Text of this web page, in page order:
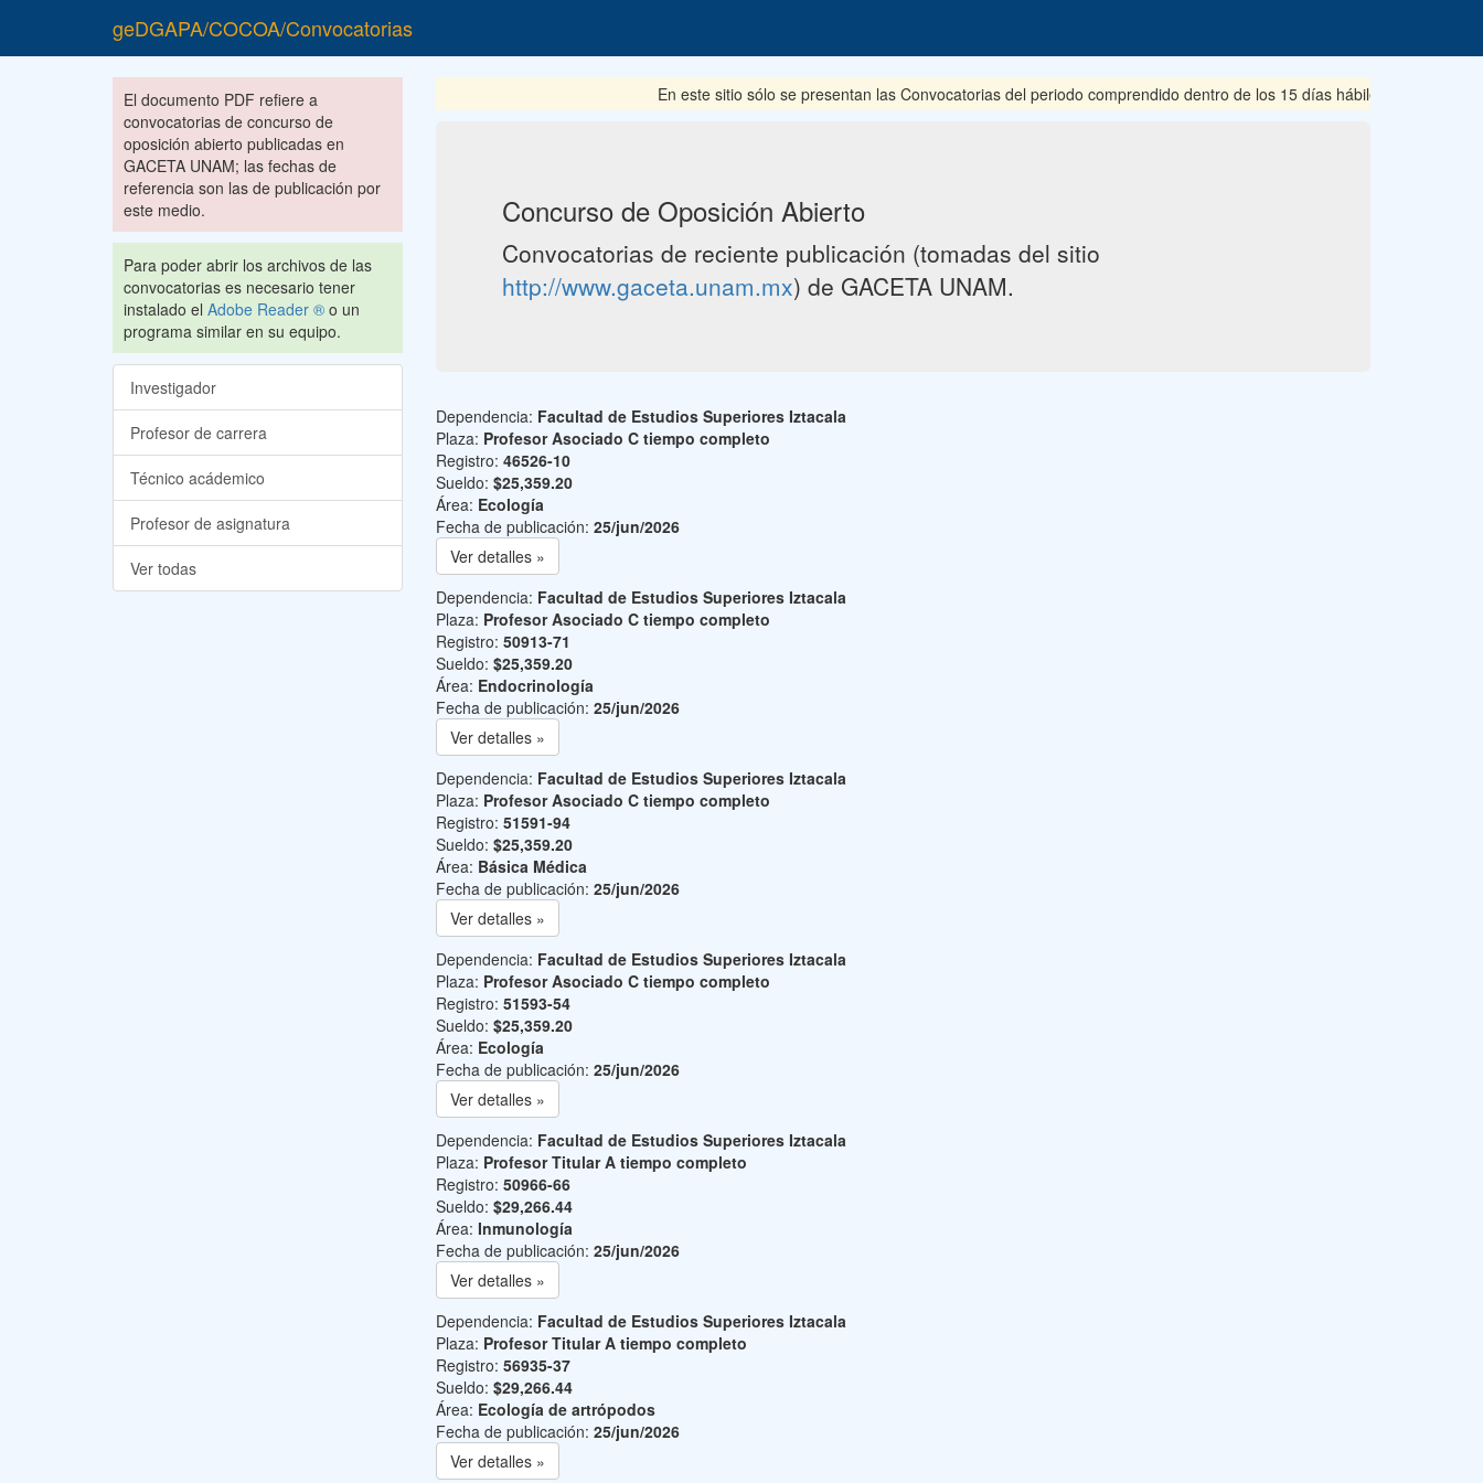
geDGAPA/COCOA/Convocatorias
El documento PDF refiere a
convocatorias de concurso de
oposición abierto publicadas en
GACETA UNAM; las fechas de
referencia son las de publicación por
este medio.
Para poder abrir los archivos de las
convocatorias es necesario tener
instalado el Adobe Reader ® o un
programa similar en su equipo.
Investigador
Profesor de carrera
Técnico acádemico
Profesor de asignatura
Ver todas
En este sitio sólo se presentan las Convocatorias del periodo comprendido dentro de los 15 días hábiles posteriores a
Concurso de Oposición Abierto
Convocatorias de reciente publicación (tomadas del sitio
http://www.gaceta.unam.mx) de GACETA UNAM.
Dependencia: Facultad de Estudios Superiores Iztacala
Plaza: Profesor Asociado C tiempo completo
Registro: 46526-10
Sueldo: $25,359.20
Área: Ecología
Fecha de publicación: 25/jun/2026
Ver detalles »
Dependencia: Facultad de Estudios Superiores Iztacala
Plaza: Profesor Asociado C tiempo completo
Registro: 50913-71
Sueldo: $25,359.20
Área: Endocrinología
Fecha de publicación: 25/jun/2026
Ver detalles »
Dependencia: Facultad de Estudios Superiores Iztacala
Plaza: Profesor Asociado C tiempo completo
Registro: 51591-94
Sueldo: $25,359.20
Área: Básica Médica
Fecha de publicación: 25/jun/2026
Ver detalles »
Dependencia: Facultad de Estudios Superiores Iztacala
Plaza: Profesor Asociado C tiempo completo
Registro: 51593-54
Sueldo: $25,359.20
Área: Ecología
Fecha de publicación: 25/jun/2026
Ver detalles »
Dependencia: Facultad de Estudios Superiores Iztacala
Plaza: Profesor Titular A tiempo completo
Registro: 50966-66
Sueldo: $29,266.44
Área: Inmunología
Fecha de publicación: 25/jun/2026
Ver detalles »
Dependencia: Facultad de Estudios Superiores Iztacala
Plaza: Profesor Titular A tiempo completo
Registro: 56935-37
Sueldo: $29,266.44
Área: Ecología de artrópodos
Fecha de publicación: 25/jun/2026
Ver detalles »